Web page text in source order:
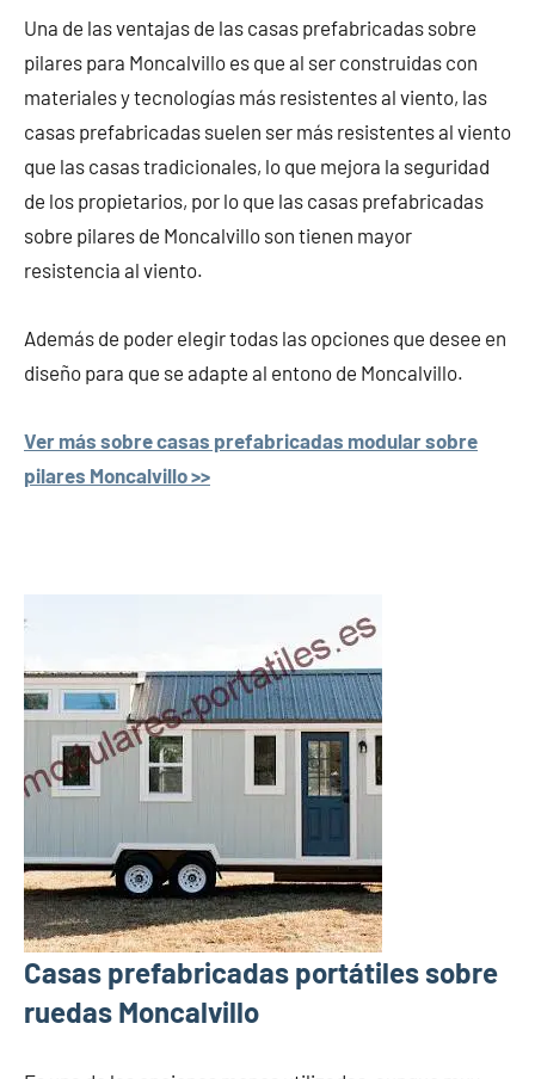
Una de las ventajas de las casas prefabricadas sobre
pilares para Moncalvillo es que al ser construidas con
materiales y tecnologías más resistentes al viento, las
casas prefabricadas suelen ser más resistentes al viento
que las casas tradicionales, lo que mejora la seguridad
de los propietarios, por lo que las casas prefabricadas
sobre pilares de Moncalvillo son tienen mayor
resistencia al viento.
Además de poder elegir todas las opciones que desee en
diseño para que se adapte al entono de Moncalvillo.
Ver más sobre casas prefabricadas modular sobre
pilares Moncalvillo >>
Casas prefabricadas portátiles sobre
ruedas Moncalvillo